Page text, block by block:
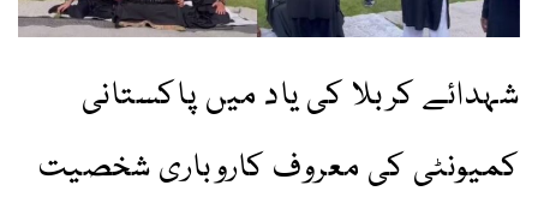
شہدائے کربلا کی یاد میں پاکستانی
کمیونٹی کی معروف کاروباری شخصیت